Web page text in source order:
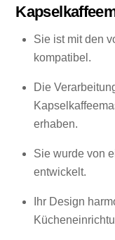
Sie ist mit den
kompatibel.
Die
erhaben.
Sie wurde von
entwickelt.
Ihr Design